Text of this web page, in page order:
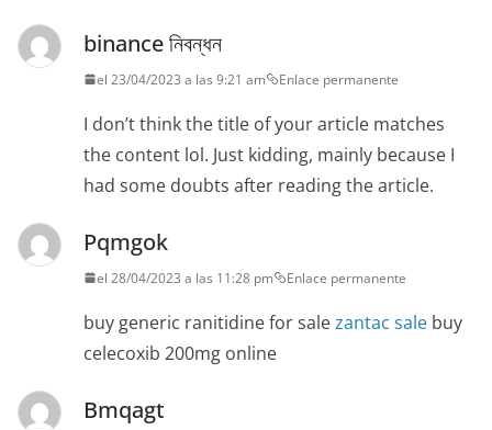
binance নিবন্ধন
el 23/04/2023 a las 9:21 am Enlace permanente
I don’t think the title of your article matches
the content lol. Just kidding, mainly because I
had some doubts after reading the article.
Pqmgok
el 28/04/2023 a las 11:28 pm Enlace permanente
buy generic ranitidine for salezantac sale buy
celecoxib 200mg online
Bmqagt